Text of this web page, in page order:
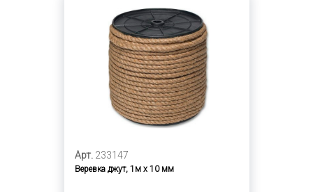
Арт. 233147
Веревка джут, 1м х 10 мм